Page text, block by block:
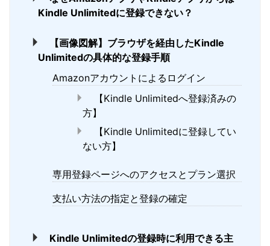
Kindle Unlimitedに登録できない？
【画像図解】ブラウザを経由したKindle
Unlimitedの具体的な登録手順
Amazonアカウントによるログイン
【Kindle Unlimitedへ登録済みの
方】
【Kindle Unlimitedに登録してい
ない方】
専用登録ページへのアクセスとプラン選択
支払い方法の指定と登録の確定
Kindle Unlimitedの登録時に利用できる主